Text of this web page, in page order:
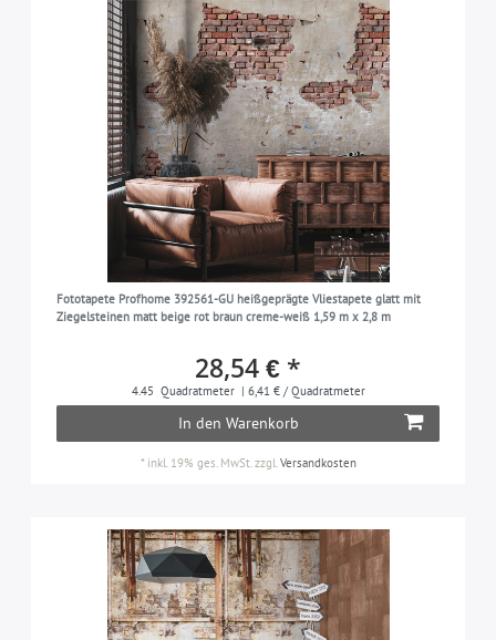
Fototapete Profhome 392561-GU heißgeprägte Vliestapete glatt mit
Ziegelsteinen matt beige rot braun creme-weiß 1,59 m x 2,8 m
28,54 € *
4.45 Quadratmeter | 6,41 € / Quadratmeter
In den Warenkorb
* inkl. 19% ges. MwSt.zzgl.Versandkosten